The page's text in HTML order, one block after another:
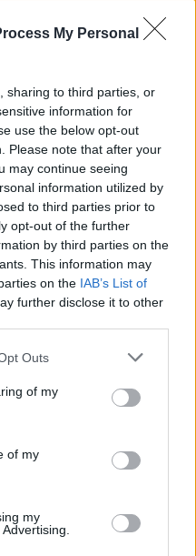
My Personal
sharing to third parties, or
information for
use the below opt-out
Please note that after your
may continue seeing
information utilized by
to third parties prior to
opt-out of the further
by third parties on the
This information may
on the IAB’s List of
further disclose it to other
Outs
of my
of my
my
felmerült problémákat már
voltak, ezért a
Juditnak: az SZFE-s
felett hozott
a nyílt levéllel, amit a
az egyetemi autonómia
felszámolásáról, a hallgatói
átalakításáról, a képzési
játszóhely hiányáról